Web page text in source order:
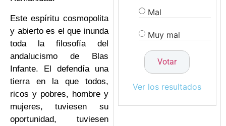
Este espíritu cosmopolita
y abierto es el que inunda
toda la filosofía del
andalucismo de Blas
Infante. El defendía una
tierra en la que todos,
ricos y pobres, hombre y
mujeres, tuviesen su
oportunidad, tuviesen
Mal
Muy mal
Ver los resultados